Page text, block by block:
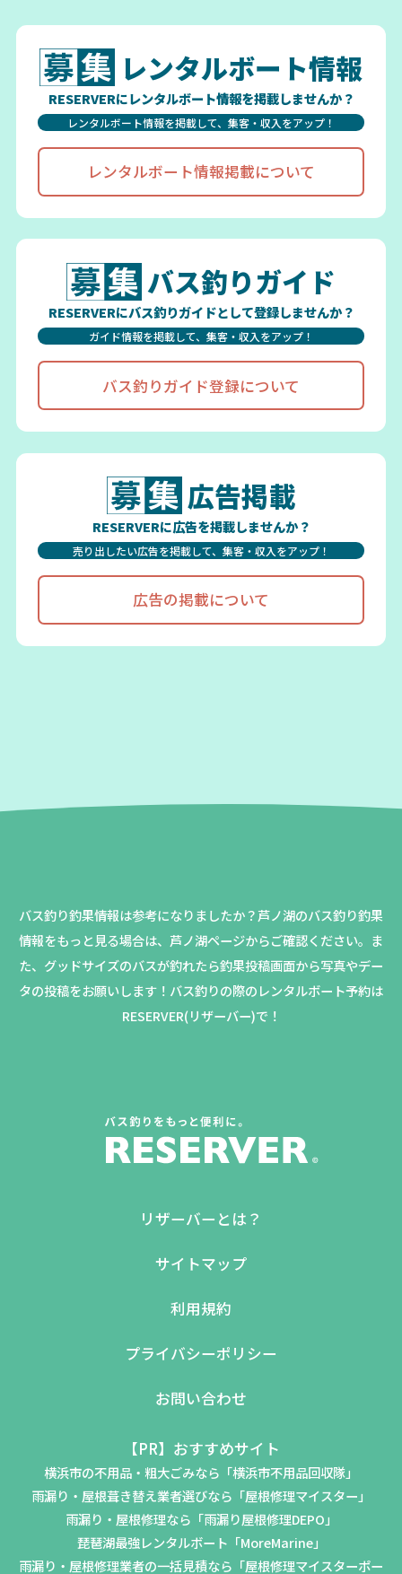
レンタルボート情報
RESERVERにレンタルボート情報を掲載しませんか？
レンタルボート情報を掲載して、集客・収入をアップ！
レンタルボート情報掲載について
バス釣りガイド
RESERVERにバス釣りガイドとして登録しませんか？
ガイド情報を掲載して、集客・収入をアップ！
バス釣りガイド登録について
広告掲載
RESERVERに広告を掲載しませんか？
売り出したい広告を掲載して、集客・収入をアップ！
広告の掲載について
バス釣り釣果情報は参考になりましたか？芦ノ湖のバス釣り釣果
情報をもっと見る場合は、芦ノ湖ページからご確認ください。 ま
た、グッドサイズのバスが釣れたら釣果投稿画面から写真やデー
タの投稿をお願いします！バス釣りの際のレンタルボート予約は
RESERVER(リザーバー)で！
リザーバーとは？
サイトマップ
利用規約
プライバシーポリシー
お問い合わせ
【PR】おすすめサイト
横浜市の不用品・粗大ごみなら「横浜市不用品回収隊」
雨漏り・屋根葺き替え業者選びなら「屋根修理マイスター」
雨漏り・屋根修理なら「雨漏り屋根修理DEPO」
琵琶湖最強レンタルボート「MoreMarine」
雨漏り・屋根修理業者の一括見積なら「屋根修理マイスターポー